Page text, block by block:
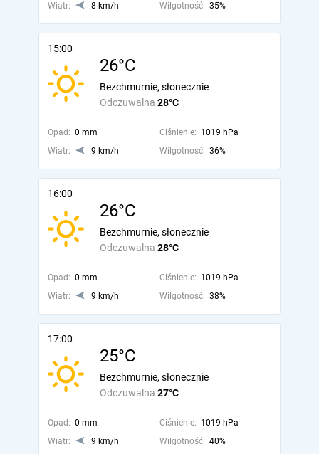
Wiatr:
8 km/h Wilgotność: 35%
15:00
26°C
Odczuwalna 28°C
Bezchmurnie, słonecznie
Opad: 0 mm Ciśnienie: 1019 hPa
Wiatr:
9 km/h Wilgotność: 36%
16:00
26°C
Odczuwalna 28°C
Bezchmurnie, słonecznie
Opad: 0 mm Ciśnienie: 1019 hPa
Wiatr:
9 km/h Wilgotność: 38%
17:00
25°C
Odczuwalna 27°C
Bezchmurnie, słonecznie
Opad: 0 mm Ciśnienie: 1019 hPa
Wiatr:
9 km/h Wilgotność: 40%